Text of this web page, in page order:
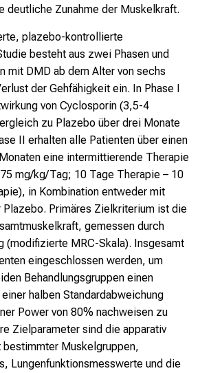
deutliche Zunahme der Muskelkraft.
plazebo-kontrollierte
besteht aus zwei Phasen und
mit DMD ab dem Alter von sechs
der Gehfähigkeit ein. In Phase I
von Cyclosporin (3,5-4
zu Plazebo über drei Monate
II erhalten alle Patienten über einen
eine intermittierende Therapie
mg/kg/Tag; 10 Tage Therapie – 10
in Kombination entweder mit
Primäres Zielkriterium ist die
gemessen durch
(modifizierte MRC-Skala). Insgesamt
eingeschlossen werden, um
Behandlungsgruppen einen
halben Standardabweichung
Power von 80% nachweisen zu
Zielparameter sind die apparativ
bestimmter Muskelgruppen,
Lungenfunktionsmesswerte und die